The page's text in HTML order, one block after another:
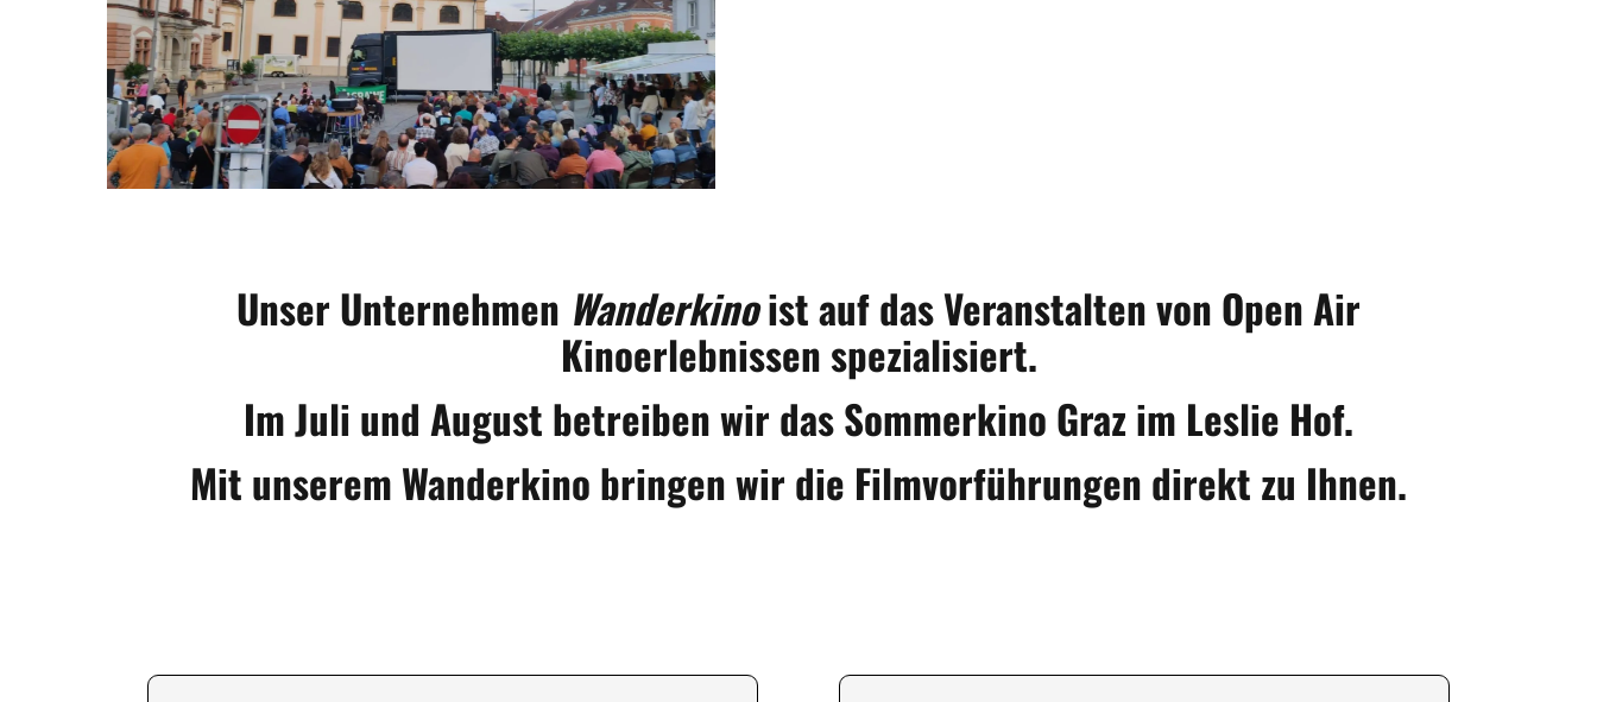
Unser Unternehmen Wanderkinoist auf das Veranstalten von Open Air
Kinoerlebnissen spezialisiert.
Im Juli und August betreiben wir das Sommerkino Graz im Leslie Hof.
Mit unserem Wanderkino bringen wir die Filmvorführungen direkt zu Ihnen.